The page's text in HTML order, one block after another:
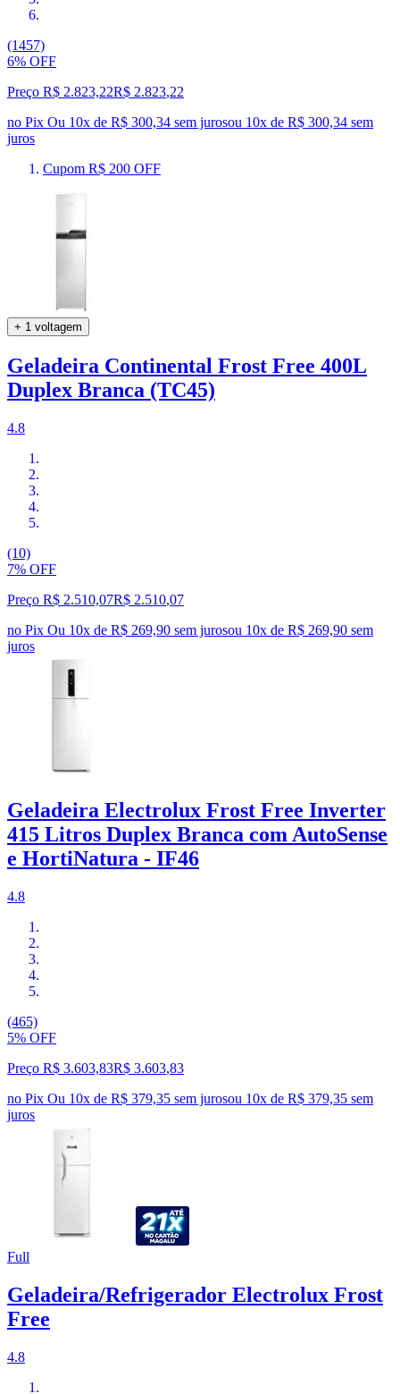
(1457)
6% OFF
Preço R$ 2.823,22R$ 2.823,22
no Pix Ou 10x de R$ 300,34 sem jurosou 10x de R$ 300,34 sem
juros
Cupom R$ 200 OFF
+ 1 voltagem
Geladeira Continental Frost Free 400L
Duplex Branca (TC45)
4.8
(10)
7% OFF
Preço R$ 2.510,07R$ 2.510,07
no Pix Ou 10x de R$ 269,90 sem jurosou 10x de R$ 269,90 sem
juros
Geladeira Electrolux Frost Free Inverter
415 Litros Duplex Branca com AutoSense
e HortiNatura - IF46
4.8
(465)
5% OFF
Preço R$ 3.603,83R$ 3.603,83
no Pix Ou 10x de R$ 379,35 sem jurosou 10x de R$ 379,35 sem
juros
Full
Geladeira/Refrigerador Electrolux Frost
Free
4.8